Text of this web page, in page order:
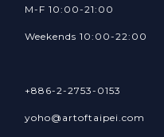
M-F 10:00-21:00
Weekends 10:00-22:00
+886-2-2753-0153
yoho@artoftaipei.com